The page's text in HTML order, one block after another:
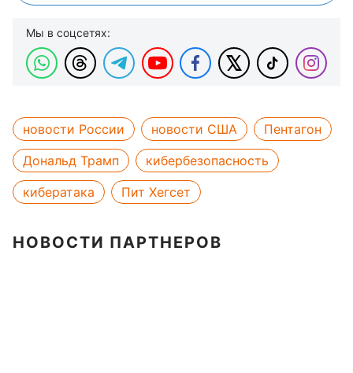
Мы в соцсетях:
новости России новости США
Пентагон
Дональд Трамп
кибербезопасность
кибератака
Пит Хегсет
НОВОСТИ ПАРТНЕРОВ